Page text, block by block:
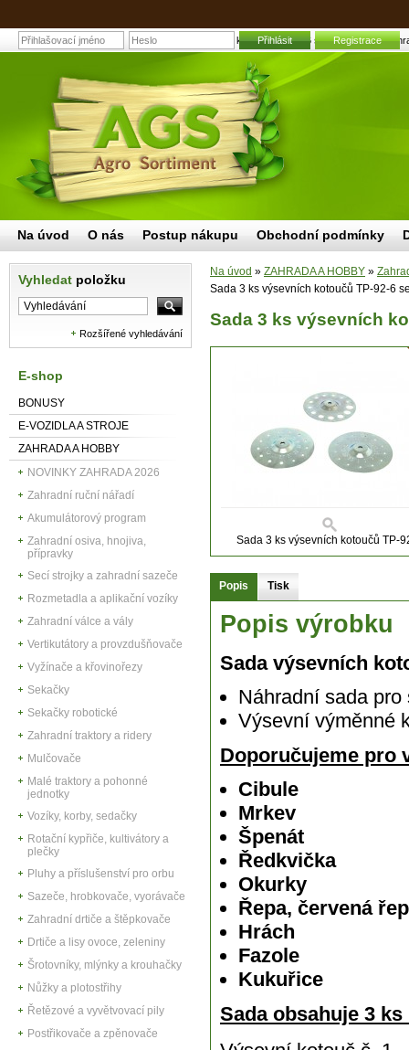
Sada 3 ks výsevních kotoučů TP-92-6 secího strojku |
Přihlásit Registrace
Vyhledat položku
Rozšířené vyhledávání
E-shop
BONUSY
E-VOZIDLA A STROJE
ZAHRADA A HOBBY
NOVINKY ZAHRADA 2026
Zahradní ruční nářadí
Akumulátorový program
Zahradní osiva, hnojiva,
přípravky
Secí strojky a zahradní sazeče
Rozmetadla a aplikační vozíky
Zahradní válce a vály
Vertikutátory a provzdušňovače
Vyžínače a křovinořezy
Sekačky
Sekačky robotické
Zahradní traktory a ridery
Mulčovače
Malé traktory a pohonné
jednotky
Vozíky, korby, sedačky
Rotační kypřiče, kultivátory a
plečky
Pluhy a příslušenství pro orbu
Sazeče, hrobkovače, vyorávače
Zahradní drtiče a štěpkovače
Drtiče a lisy ovoce, zeleniny
Šrotovníky, mlýnky a krouhačky
Nůžky a plotostřihy
Řetězové a vyvětvovací pily
Postřikovače a zpěnovače
Na úvod » ZAHRADA A HOBBY »
Sada 3 ks výsevních kotoučů TP-92-6
Sada 3 ks výsevních
Sada 3 ks výsevních kotoučů TP-
Popis Tisk
Popis výrobku
Sada výsevních
Náhradní sada
Výsevní výměnné
Doporučujeme pro
Cibule
Mrkev
Špenát
Ředkvička
Okurky
Řepa, červená
Hrách
Fazole
Kukuřice
Sada obsahuje 3 ks
Na úvod O nás Postup nákupu Obchodní podmínky